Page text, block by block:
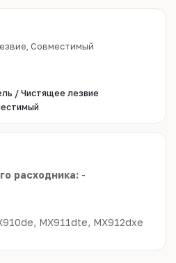
Совместимый
/ Чистящее лезвие
расходника: -
MX911dte, MX912dxe